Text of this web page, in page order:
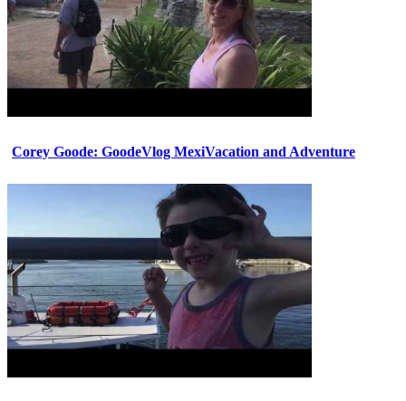
Corey Goode: GoodeVlog MexiVacation and Adventure